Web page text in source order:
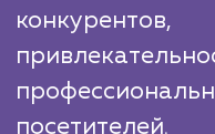
значение.
сделать ваш
устройствах,
конкурентов,